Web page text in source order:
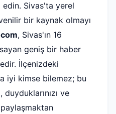
Sivas'ta yerel
bir kaynak olmayı
, Sivas'ın 16
geniş bir haber
İlçenizdeki
iyi kimse bilemez; bu
duyduklarınızı ve